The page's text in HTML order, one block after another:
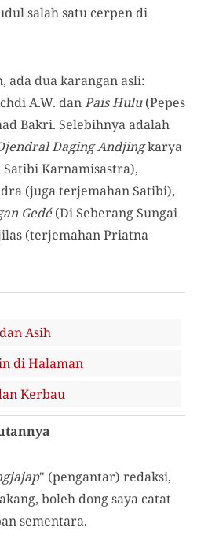
salah satu cerpen di
ada dua karangan asli:
A.W. danPais Hulu(Pepes
Bakri. Selebihnya adalah
Daging Andjingkarya
Karnamisastra),
(juga terjemahan Satibi),
Gedé(Di Seberang Sungai
(terjemahan Priatna
Asih
di Halaman
Kerbau
" (pengantar) redaksi,
boleh dong saya catat
sementara.